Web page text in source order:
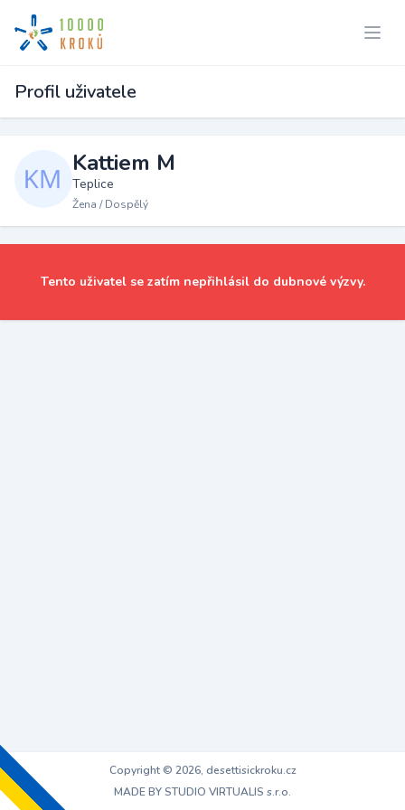
Profil uživatele
Kattiem M
Teplice
Žena / Dospělý
Tento uživatel se zatím nepřihlásil do dubnové výzvy.
Copyright © 2026, desettisickroku.cz
MADE BY STUDIO VIRTUALIS s.r.o.